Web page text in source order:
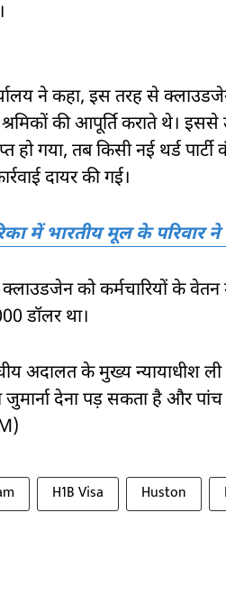
ने कहा, इस तरह से
की आपूर्ति कराते थे। इससे
हो गया, तब किसी नई थर्ड
दायर की गई।
में भारतीय मूल के परिवार ने
को कर्मचारियों के
डॉलर था।
अदालत के मुख्य न्यायाधीश
देना पड़ सकता है और
H1B Visa Huston